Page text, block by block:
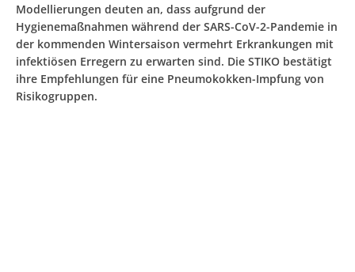
Modellierungen deuten an, dass aufgrund der
Hygienemaßnahmen während der SARS-CoV-2-Pandemie in
der kommenden Wintersaison vermehrt Erkrankungen mit
infektiösen Erregern zu erwarten sind. Die STIKO bestätigt
ihre Empfehlungen für eine Pneumokokken-Impfung von
Risikogruppen.